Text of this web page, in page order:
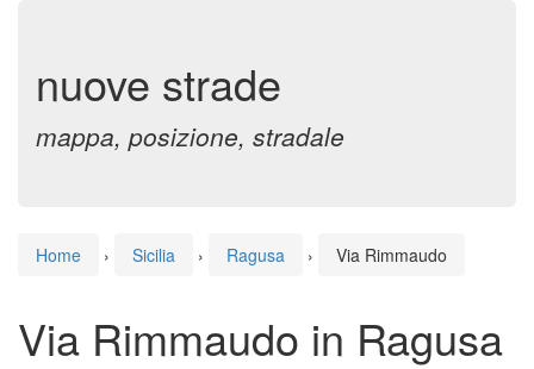
nuove strade
mappa, posizione, stradale
Home › Sicilia › Ragusa › Via Rimmaudo
Via Rimmaudo in Ragusa